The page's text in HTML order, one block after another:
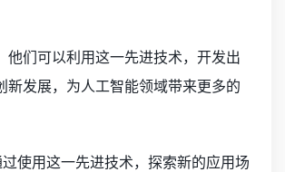
们可以利用这一先进技术，开发出
发展，为人工智能领域带来更多的
使用这一先进技术，探索新的应用场